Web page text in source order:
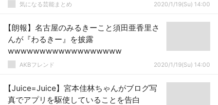
気になる芸能まとめ 2020/1/19(Su) 14:00
【朗報】名古屋のみるきーこと須田亜香里さ
んが『わるきー』を披露
wwwwwwwwwwwwwwwwww
AKBフレンド 2020/1/19(Su) 14:00
【Juice=Juice】宮本佳林ちゃんがブログ写
真でアプリを駆使していることを告白